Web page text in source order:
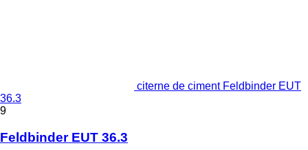
citerne de ciment Feldbinder EUT
36.3
9
Feldbinder EUT 36.3